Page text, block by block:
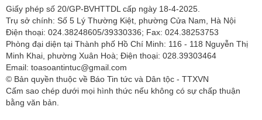
Giấy phép số 20/GP-BVHTTDL cấp ngày 18-4-2025.
Trụ sở chính: Số 5 Lý Thường Kiệt, phường Cửa Nam, Hà Nội
Điện thoại: 024.38248605/39330336; Fax: 024.38253753
Phòng đại diện tại Thành phố Hồ Chí Minh: 116 - 118 Nguyễn Thị
Minh Khai, phường Xuân Hoà; Điện thoại: 028.39303464
Email: toasoantintuc@gmail.com
© Bản quyền thuộc về Báo Tin tức và Dân tộc - TTXVN
Cấm sao chép dưới mọi hình thức nếu không có sự chấp thuận
bằng văn bản.